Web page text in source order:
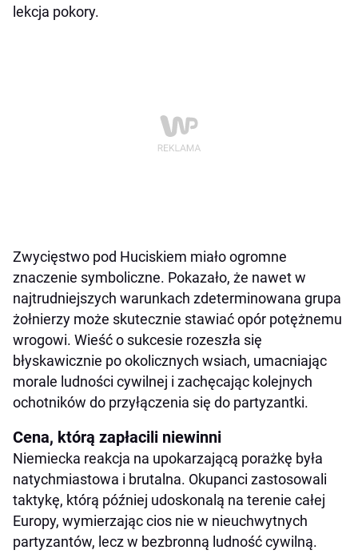
lekcja pokory.
Zwycięstwo pod Huciskiem miało ogromne
znaczenie symboliczne. Pokazało, że nawet w
najtrudniejszych warunkach zdeterminowana grupa
żołnierzy może skutecznie stawiać opór potężnemu
wrogowi. Wieść o sukcesie rozeszła się
błyskawicznie po okolicznych wsiach, umacniając
morale ludności cywilnej i zachęcając kolejnych
ochotników do przyłączenia się do partyzantki.
Cena, którą zapłacili niewinni
Niemiecka reakcja na upokarzającą porażkę była
natychmiastowa i brutalna. Okupanci zastosowali
taktykę, którą później udoskonalą na terenie całej
Europy, wymierzając cios nie w nieuchwytnych
partyzantów, lecz w bezbronną ludność cywilną.